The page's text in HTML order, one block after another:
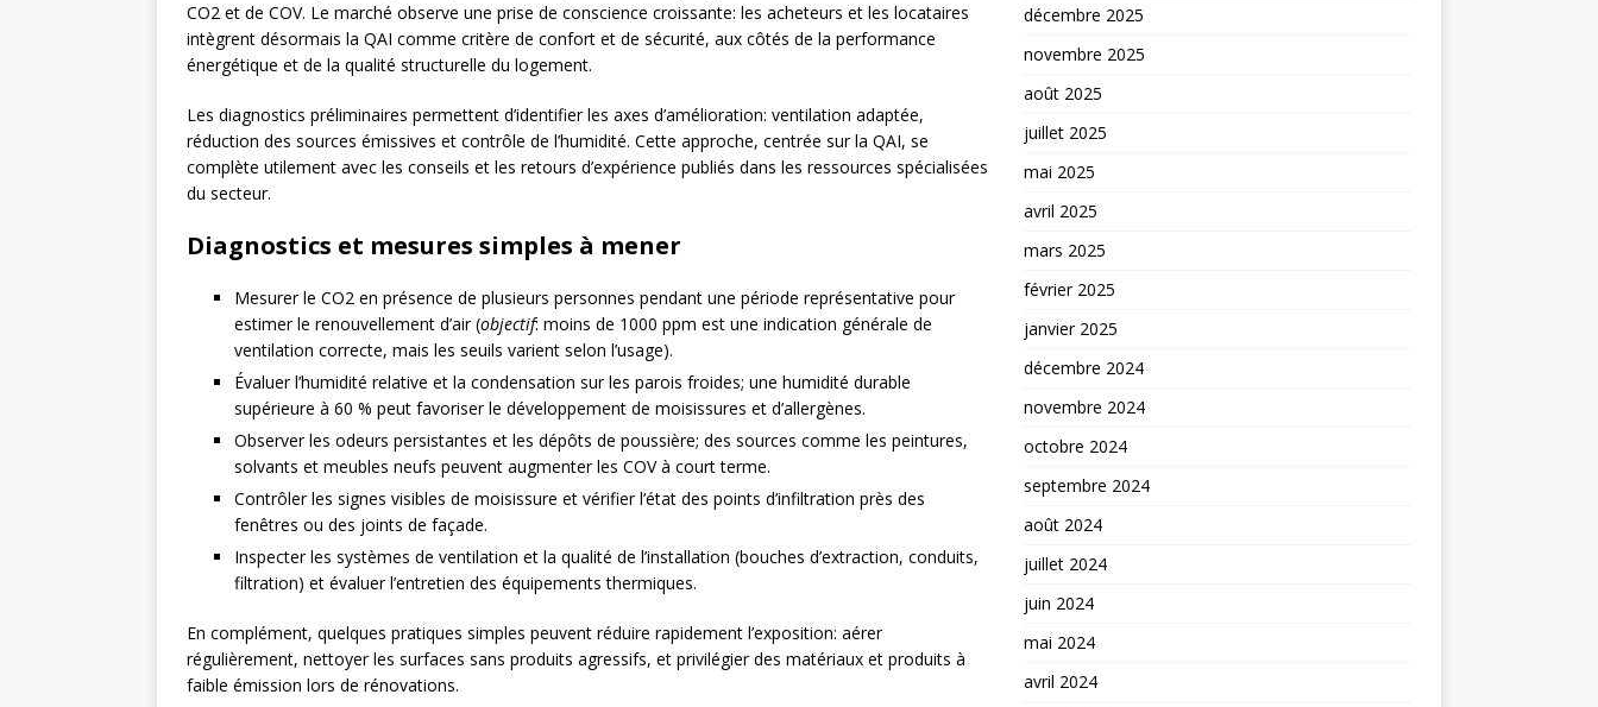
CO2 et de COV. Le marché observe une prise de conscience croissante: les acheteurs et les locataires
intègrent désormais la QAI comme critère de confort et de sécurité, aux côtés de la performance
énergétique et de la qualité structurelle du logement.
Les diagnostics préliminaires permettent d’identifier les axes d’amélioration: ventilation adaptée,
réduction des sources émissives et contrôle de l’humidité. Cette approche, centrée sur la QAI, se
complète utilement avec les conseils et les retours d’expérience publiés dans les ressources spécialisées
du secteur.
Diagnostics et mesures simples à mener
Mesurer le CO2 en présence de plusieurs personnes pendant une période représentative pour
estimer le renouvellement d’air (objectif: moins de 1000 ppm est une indication générale de
ventilation correcte, mais les seuils varient selon l’usage).
Évaluer l’humidité relative et la condensation sur les parois froides; une humidité durable
supérieure à 60 % peut favoriser le développement de moisissures et d’allergènes.
Observer les odeurs persistantes et les dépôts de poussière; des sources comme les peintures,
solvants et meubles neufs peuvent augmenter les COV à court terme.
Contrôler les signes visibles de moisissure et vérifier l’état des points d’infiltration près des
fenêtres ou des joints de façade.
Inspecter les systèmes de ventilation et la qualité de l’installation (bouches d’extraction, conduits,
filtration) et évaluer l’entretien des équipements thermiques.
En complément, quelques pratiques simples peuvent réduire rapidement l’exposition: aérer
régulièrement, nettoyer les surfaces sans produits agressifs, et privilégier des matériaux et produits à
faible émission lors de rénovations.
décembre 2025
novembre 2025
août 2025
juillet 2025
mai 2025
avril 2025
mars 2025
février 2025
janvier 2025
décembre 2024
novembre 2024
octobre 2024
septembre 2024
août 2024
juillet 2024
juin 2024
mai 2024
avril 2024